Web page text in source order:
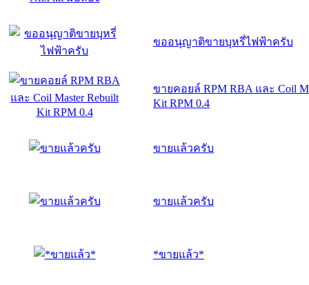
ขออนุญาติขายบุหรี่ไฟฟ้าครับ
ขายคอยล์ RPM RBA และ Coil
Kit RPM 0.4
ขายแล้วครับ
ขายแล้วครับ
*ขายแล้ว*